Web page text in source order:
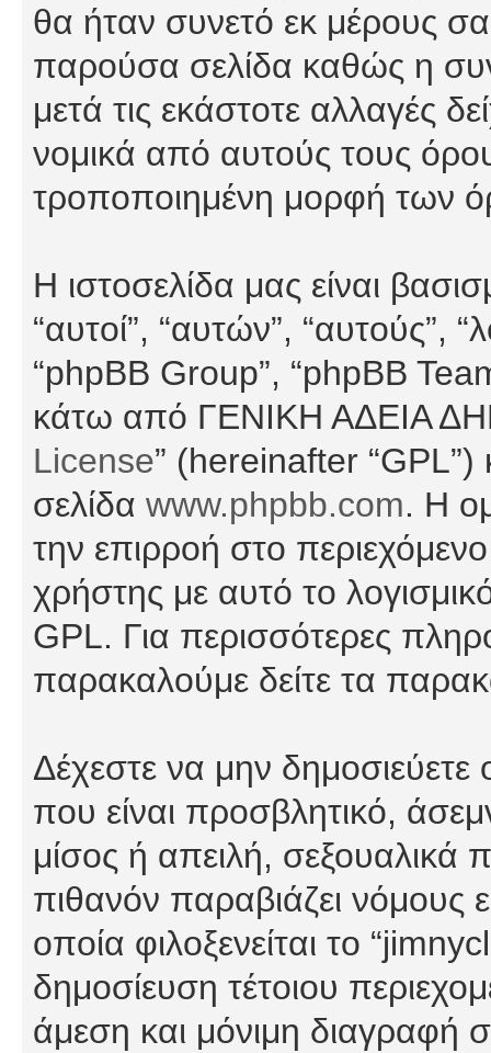
θα ήταν συνετό εκ μέρους
παρούσα σελίδα καθώς η
μετά τις εκάστοτε αλλαγές
νομικά από αυτούς τους
τροποποιημένη μορφή των
Η ιστοσελίδα μας είναι
“αυτοί”, “αυτών”, “αυτούς”,
“phpBB Group”, “phpBB
κάτω από ΓΕΝΙΚΗ ΑΔΕΙΑ
License” (hereinafter “GPL”)
σελίδα www.phpbb.com. Η
την επιρροή στο
χρήστης με αυτό το
GPL. Για περισσότερες
παρακαλούμε δείτε τα
Δέχεστε να μην
που είναι προσβλητικό,
μίσος ή απειλή, σεξουαλικά
πιθανόν παραβιάζει νόμους
οποία φιλοξενείται το
δημοσίευση τέτοιου
άμεση και μόνιμη διαγραφή